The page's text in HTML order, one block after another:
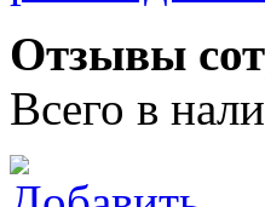
Отзывы
Всего в